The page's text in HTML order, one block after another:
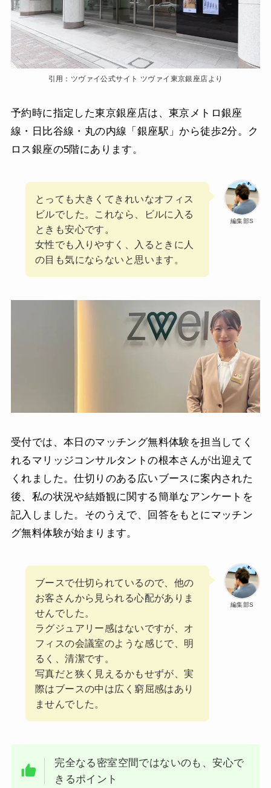
引用：ツヴァイ公式サイト ツヴァイ東京銀座店より
予約時に指定した東京銀座店は、東京メトロ銀座
線・日比谷線・丸の内線「銀座駅」から徒歩2分。ク
ロス銀座の5階にあります。
編集部S
とっても大きくてきれいなオフィス
ビルでした。これなら、ビルに入る
ときも安心です。
女性でも入りやすく、入るときに人
の目も気にならないと思います。
受付では、本日のマッチング無料体験を担当してく
れるマリッジコンサルタントの根本さんが出迎えて
くれました。仕切りのある広いブースに案内された
後、私の状況や結婚観に関する簡単なアンケートを
記入しました。そのうえで、回答をもとにマッチン
グ無料体験が始まります。
編集部S
ブースで仕切られているので、他の
お客さんから見られる心配がありま
せんでした。
ラグジュアリー感はないですが、オ
フィスの会議室のような感じで、明
るく、清潔です。
写真だと狭く見えるかもせずが、実
際はブースの中は広く窮屈感はあり
ませんでした。
完全なる密室空間ではないのも、安心で
きるポイント